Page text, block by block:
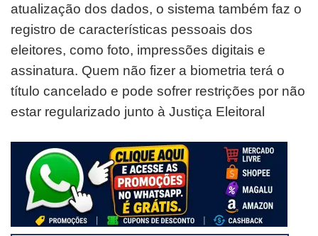
atualização dos dados, o sistema também faz o
registro de características pessoais dos
eleitores, como foto, impressões digitais e
assinatura. Quem não fizer a biometria terá o
título cancelado e pode sofrer restrições por não
estar regularizado junto à Justiça Eleitoral